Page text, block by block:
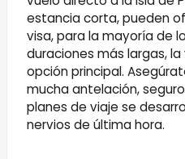
estancia corta, pueden
visa, para la mayoría de
duraciones más largas,
opción principal.
mucha antelación,
planes de viaje se
nervios de última hora.